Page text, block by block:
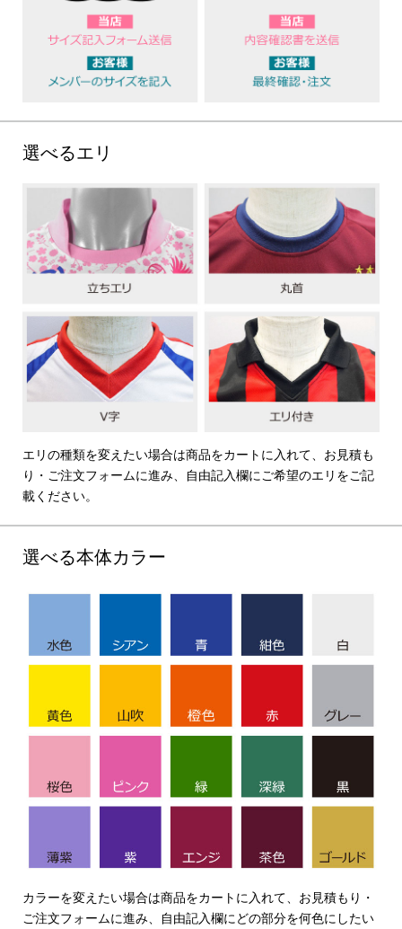
選べるエリ
エリの種類を変えたい場合は商品をカートに入れて、お見積も
り・ご注文フォームに進み、自由記入欄にご希望のエリをご記
載ください。
選べる本体カラー
カラーを変えたい場合は商品をカートに入れて、お見積もり・
ご注文フォームに進み、自由記入欄にどの部分を何色にしたい